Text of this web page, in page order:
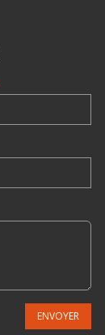
ENVOYER